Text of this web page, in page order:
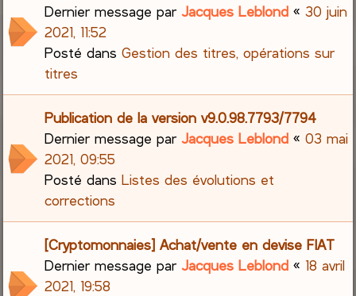
Dernier message parJacques Leblond «30 juin
2021, 11:52
Posté dansGestion des titres, opérations sur
titres
Publication de la version v9.0.98.7793/7794
Dernier message parJacques Leblond «03 mai
2021, 09:55
Posté dansListes des évolutions et
corrections
[Cryptomonnaies] Achat/vente en devise FIAT
Dernier message parJacques Leblond « 18 avril
2021, 19:58